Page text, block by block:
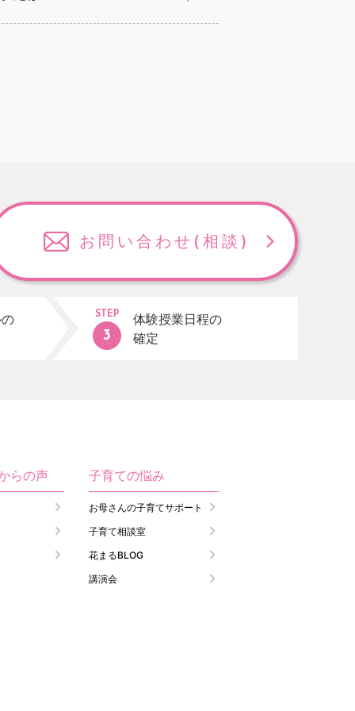
お問い合わせ (相談)
STEP
体験授業日程の
確定
らの声 子育ての悩み
お母さんの子育てサポート
子育て相談室
花まるBLOG
講演会